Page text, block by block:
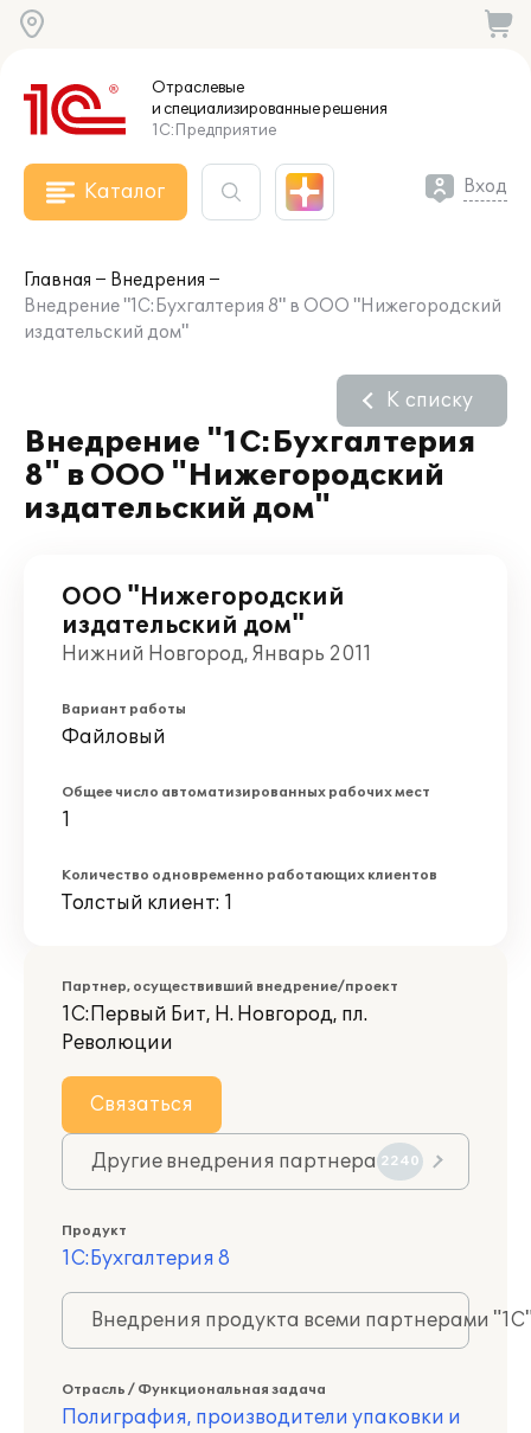
Отраслевые
и специализированныерешения
1С:Предприятие
Каталог Вход
Главная
Внедрения
Внедрение "1С:Бухгалтерия 8" в ООО "Нижегородский
издательский дом"
Внедрение "1С:Бухгалтерия
8" в ООО "Нижегородский
издательский дом"
К списку
ООО "Нижегородский
издательский дом"
Нижний Новгород, Январь 2011
Вариант работы
Файловый
Общее число автоматизированных рабочих мест
1
Количество одновременно работающих клиентов
Толстый клиент: 1
Партнер, осуществивший внедрение/проект
1С:Первый Бит, Н. Новгород, пл.
Революции
Связаться
Другие внедрения партнера 2240
Продукт
1С:Бухгалтерия 8
Внедрения продукта всеми партнерами
Отрасль / Функциональная задача
Полиграфия, производители упаковки и